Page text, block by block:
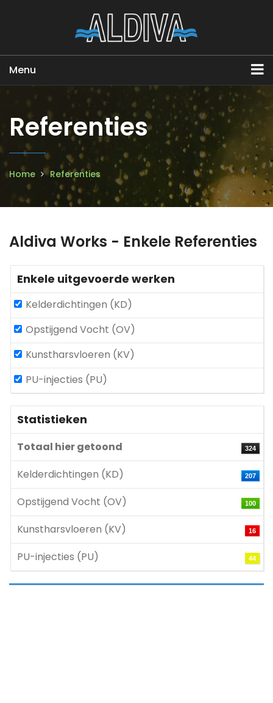
Menu
Referenties
Home Referenties
Aldiva Works - Enkele Referenties
Enkele uitgevoerde werken
Kelderdichtingen (KD)
Opstijgend Vocht (OV)
Kunstharsvloeren (KV)
PU-injecties (PU)
Statistieken
Totaal hier getoond 324
Kelderdichtingen (KD) 207
Opstijgend Vocht (OV) 100
Kunstharsvloeren (KV) 16
PU-injecties (PU) 44